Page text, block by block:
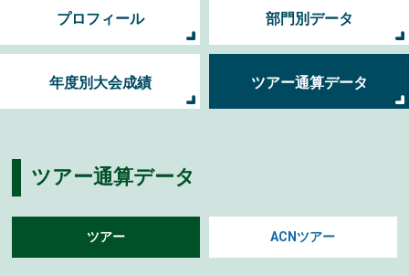
プロフィール 部門別データ
年度別大会成績 ツアー通算データ
ツアー通算データ
ツアー ACNツアー